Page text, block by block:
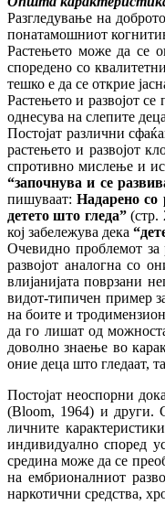
Разгледување на
понатамошниот
Растењето може да се
споредено со
тешко е да се открие
Растењето и развојот
однесува на слепите
Постојат различни
растењето и развојот
спротивно мислење и
“започнува и се
пишуваат:Надарено со
детето што гледа”(стр.
кој забележува дека “
Очевидно проблемот за
развојот аналогна со
влијанијата поврзани
видот-типичен пример
на боите и
да го лишат од
доволно знаење во
оние деца што гледаат,
Постојат неоспорни
(Bloom, 1964) и други.
личните
индивидуално според
средина може да се
на ембрионалниот
наркотични средства,